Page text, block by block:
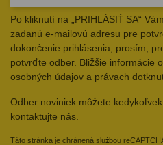
Po kliknutí na „PRIHLÁSIŤ SA“
zadanú e-mailovú adresu pre
dokončenie prihlásenia, prosím,
potvrďte odber. Bližšie informácie
osobných údajov a právach
Odber noviniek môžete
kontaktujte nás.
Táto stránka je chránená službou